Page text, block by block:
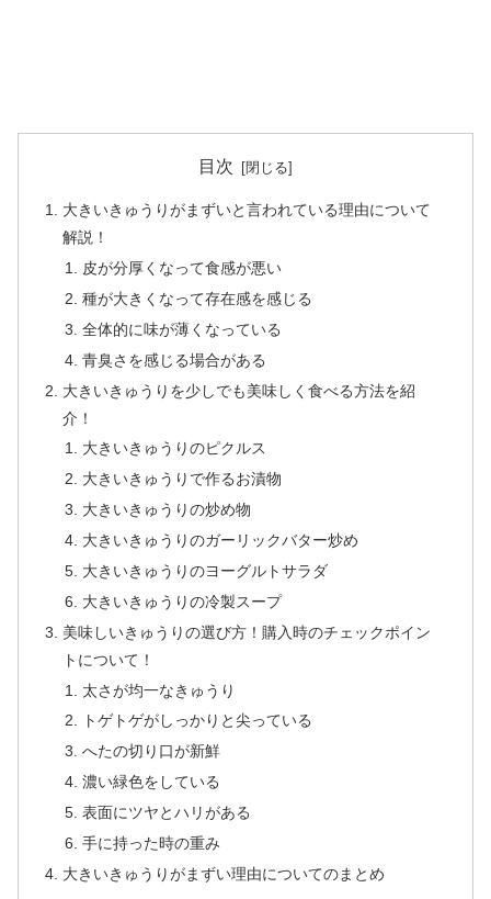
目次
大きいきゅうりがまずいと言われている理由について
解説！
皮が分厚くなって食感が悪い
種が大きくなって存在感を感じる
全体的に味が薄くなっている
青臭さを感じる場合がある
大きいきゅうりを少しでも美味しく食べる方法を紹
介！
大きいきゅうりのピクルス
大きいきゅうりで作るお漬物
大きいきゅうりの炒め物
大きいきゅうりのガーリックバター炒め
大きいきゅうりのヨーグルトサラダ
大きいきゅうりの冷製スープ
美味しいきゅうりの選び方！購入時のチェックポイン
トについて！
太さが均一なきゅうり
トゲトゲがしっかりと尖っている
へたの切り口が新鮮
濃い緑色をしている
表面にツヤとハリがある
手に持った時の重み
大きいきゅうりがまずい理由についてのまとめ